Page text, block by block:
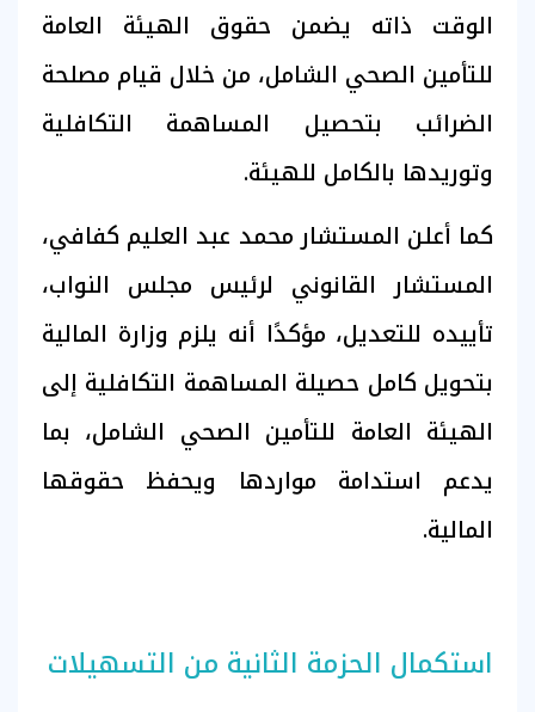
الوقت ذاته يضمن حقوق الهيئة العامة
للتأمين الصحي الشامل، من خلال قيام مصلحة
الضرائب بتحصيل المساهمة التكافلية
وتوريدها بالكامل للهيئة.
كما أعلن المستشار محمد عبد العليم كفافي،
المستشار القانوني لرئيس مجلس النواب،
تأييده للتعديل، مؤكدًا أنه يلزم وزارة المالية
بتحويل كامل حصيلة المساهمة التكافلية إلى
الهيئة العامة للتأمين الصحي الشامل، بما
يدعم استدامة مواردها ويحفظ حقوقها
المالية.
استكمال الحزمة الثانية من التسهيلات